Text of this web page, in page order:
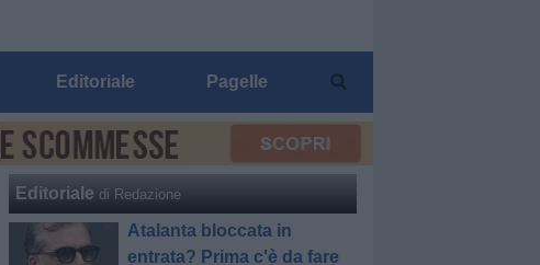
Editoriale Pagelle
Editoriale di Redazione
Atalanta bloccata in
entrata? Prima c'è da fare